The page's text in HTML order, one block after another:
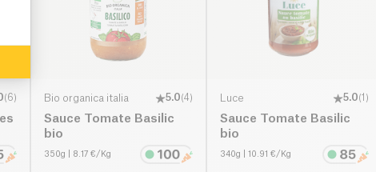
(6) Bio organica italia 5.0(4)
Sauce Tomate Basilic
bio
350g | 8.17 €/Kg
Luce 5.0(1 )
Sauce Tomate Basilic
bio
340g | 10.91 €/Kg